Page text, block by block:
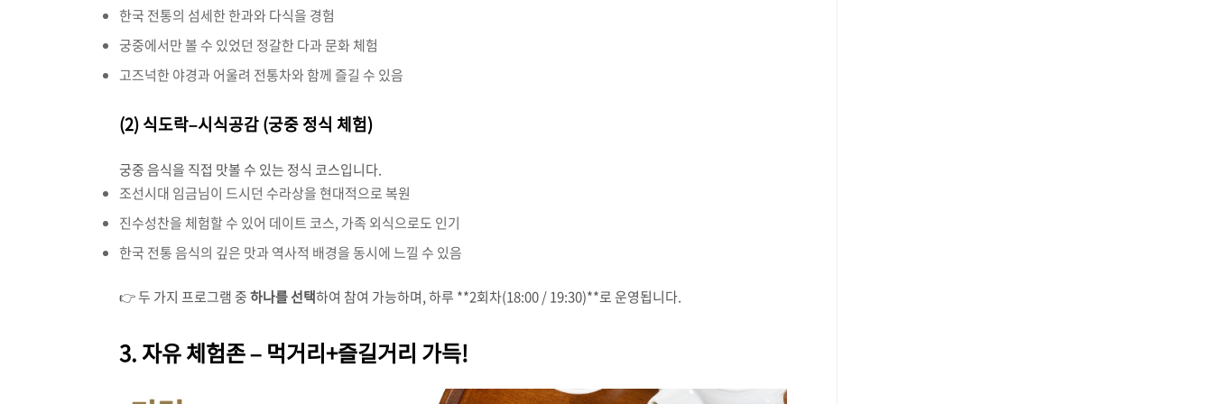
한국 전통의 섬세한 한과와 다식을 경험
궁중에서만 볼 수 있었던 정갈한 다과 문화 체험
고즈넉한 야경과 어울려 전통차와 함께 즐길 수 있음
(2) 식도락–시식공감 (궁중 정식 체험)
궁중 음식을 직접 맛볼 수 있는 정식 코스입니다.
조선시대 임금님이 드시던 수라상을 현대적으로 복원
진수성찬을 체험할 수 있어 데이트 코스, 가족 외식으로도 인기
한국 전통 음식의 깊은 맛과 역사적 배경을 동시에 느낄 수 있음
👉 두 가지 프로그램 중하나를 선택하여 참여 가능하며, 하루 **2회차(18:00 / 19:30)**로 운영됩니다.
3. 자유 체험존 – 먹거리+즐길거리 가득!